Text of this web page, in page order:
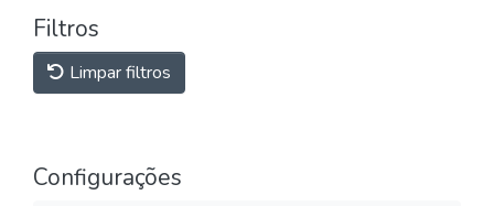
Filtros
Limpar filtros
Configurações